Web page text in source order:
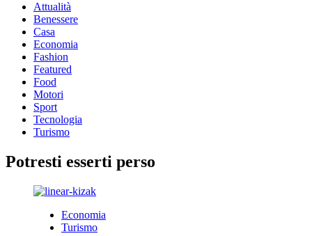
un
futuro
urbano
più
vivibile
Attualità
Benessere
Casa
Economia
Fashion
Featured
Food
Motori
Sport
Tecnologia
Turismo
Potresti esserti perso
Economia
Turismo